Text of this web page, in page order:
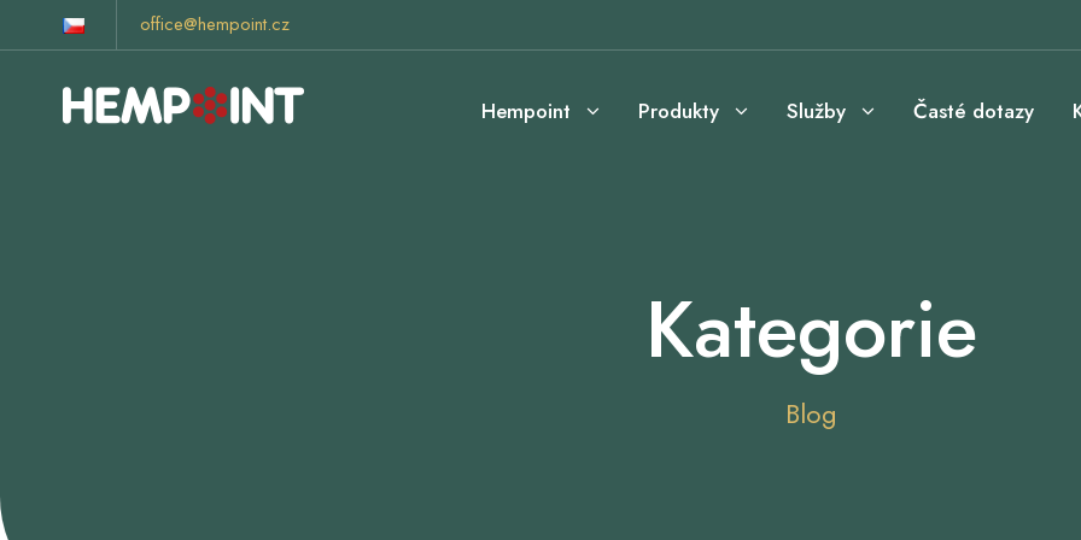
office@hempoint.cz
Hempoint Produkty Služby Časté dotazy
Kategorie
Blog